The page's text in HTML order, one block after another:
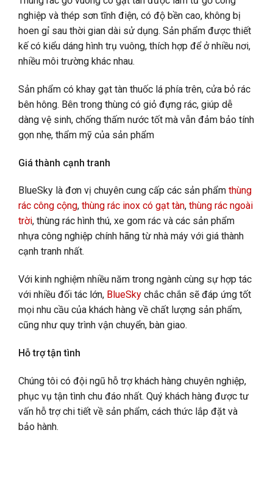
nghiệp và thép sơn tĩnh điện, có độ bền cao, không bị
hoen gỉ sau thời gian dài sử dụng. Sản phẩm được thiết
kế có kiểu dáng hình trụ vuông, thích hợp để ở nhiều nơi,
nhiều môi trường khác nhau.
Sản phẩm có khay gạt tàn thuốc lá phía trên, cửa bỏ rác
bên hông. Bên trong thùng có giỏ đựng rác, giúp dễ
dàng vệ sinh, chống thấm nước tốt mà vẫn đảm bảo tính
gọn nhẹ, thẩm mỹ của sản phẩm
Giá thành cạnh tranh
BlueSky là đơn vị chuyên cung cấp các sản phẩm thùng
rác công cộng, thùng rác inox có gạt tàn, thùng rác ngoài
trời, thùng rác hình thú, xe gom rác và các sản phẩm
nhựa công nghiệp chính hãng từ nhà máy với giá thành
cạnh tranh nhất.
Với kinh nghiệm nhiều năm trong ngành cùng sự hợp tác
với nhiều đối tác lớn, BlueSky chắc chắn sẽ đáp ứng tốt
mọi nhu cầu của khách hàng về chất lượng sản phẩm,
cũng như quy trình vận chuyển, bàn giao.
Hỗ trợ tận tình
Chúng tôi có đội ngũ hỗ trợ khách hàng chuyên nghiệp,
phục vụ tận tình chu đáo nhất. Quý khách hàng được tư
vấn hỗ trợ chi tiết về sản phẩm, cách thức lắp đặt và
bảo hành.